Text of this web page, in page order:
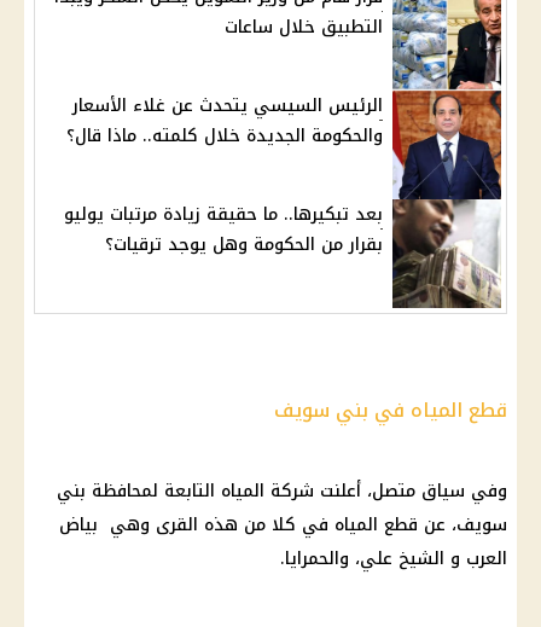
التطبيق خلال ساعات
الرئيس السيسي يتحدث عن غلاء الأسعار
والحكومة الجديدة خلال كلمته.. ماذا قال؟
بعد تبكيرها.. ما حقيقة زيادة مرتبات يوليو
بقرار من الحكومة وهل يوجد ترقيات؟
قطع المياه في بني سويف
وفي سياق متصل، أعلنت شركة المياه التابعة لمحافظة بني
سويف، عن قطع المياه في كلا من هذه القرى وهي بياض
العرب و الشيخ علي، والحمرايا.